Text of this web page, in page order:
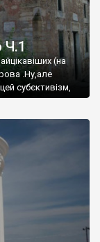
Ч.1
(на
.Ну,але
субєктивізм,